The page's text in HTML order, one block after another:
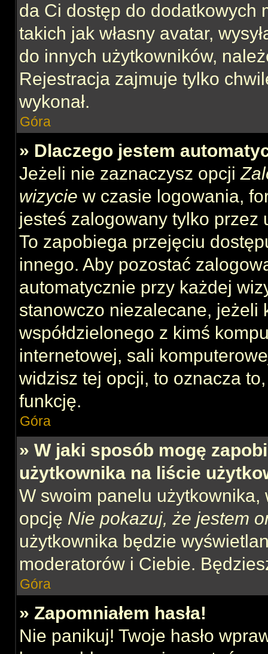
da Ci dostęp do dodatkowych
takich jak własny avatar,
do innych użytkowników,
Rejestracja zajmuje tylko
wykonał.
Góra
» Dlaczego jestem
Jeżeli nie zaznaczysz opcji
wizycie w czasie logowania,
jesteś zalogowany tylko
To zapobiega przejęciu
innego. Aby pozostać
automatycznie przy każdej
stanowczo niezalecane, jeżeli
współdzielonego z kimś
internetowej, sali
widzisz tej opcji, to oznacza
funkcję.
Góra
» W jaki sposób mogę
użytkownika na liście
W swoim panelu użytkownika,
opcję Nie pokazuj, że jestem
użytkownika będzie
moderatorów i Ciebie.
Góra
» Zapomniałem hasła!
Nie panikuj! Twoje hasło